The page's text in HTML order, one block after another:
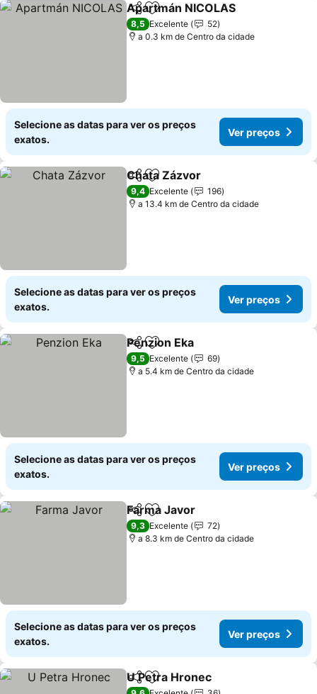
PartilharAdicionar aos favoritos
Apartmán NICOLAS
8,5 Excelente
52
a 0.3 km de Centro da cidade
Selecione as datas para ver os preços
exatos.
Ver preços
PartilharAdicionar aos favoritos
Chata Zázvor
9,4 Excelente
196
a 13.4 km de Centro da cidade
Selecione as datas para ver os preços
exatos.
Ver preços
PartilharAdicionar aos favoritos
Penzion Eka
9,5 Excelente
69
a 5.4 km de Centro da cidade
Selecione as datas para ver os preços
exatos.
Ver preços
PartilharAdicionar aos favoritos
Farma Javor
9,3 Excelente
72
a 8.3 km de Centro da cidade
Selecione as datas para ver os preços
exatos.
Ver preços
PartilharAdicionar aos favoritos
U Petra Hronec